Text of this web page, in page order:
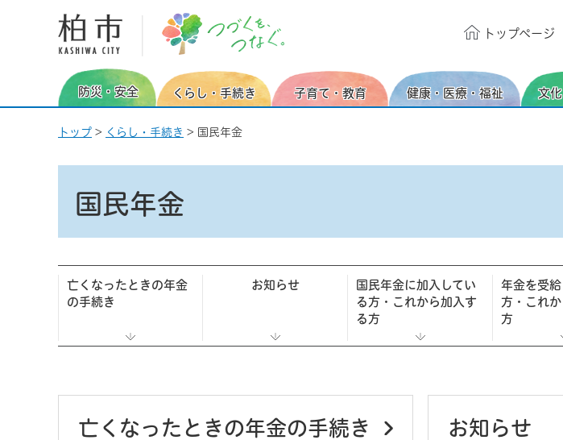
柏市 つづくを、つなぐ。
トップページ
防災・安全 くらし・手続き 子育て・教育 健康・医療・福祉 文
トップ > くらし・手続き > 国民年金
国民年金
亡くなったときの年金
の手続き
お知らせ
国民年金に加入してい
る方・これから加入す
る方
年金を受給
方・これ
方
亡くなったときの年金の手続き お知らせ